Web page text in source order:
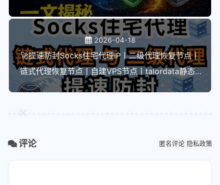
2026-04-18
🚀提速防封Socks住宅代理IP丨二级代理恢复节点丨
链式代理恢复节点丨自建VPS节点丨talordata静态&
动态住宅IP
评论 匿名评论 隐私政策